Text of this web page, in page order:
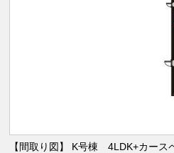
【間取り図】 K号棟 4LDK+カース